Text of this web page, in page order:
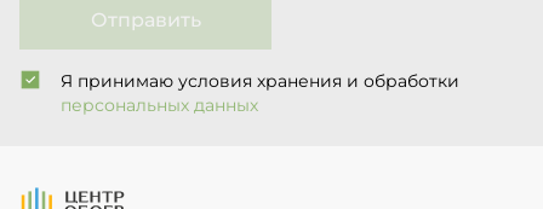
Отправить
Я принимаю условия хранения и обработки
персональных данных
На Главную